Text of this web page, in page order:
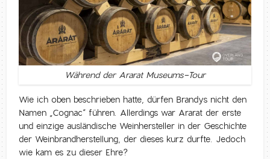
Während der Ararat Museums-Tour
Wie ich oben beschrieben hatte, dürfen Brandys nicht den
Namen „Cognac“ führen. Allerdings war Ararat der erste
und einzige ausländische Weinhersteller in der Geschichte
der Weinbrandherstellung, der dieses kurz durfte. Jedoch
wie kam es zu dieser Ehre?